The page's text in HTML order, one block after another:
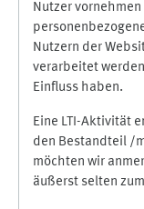
Nutzer
Nutzern der
verarbeitet
Einfluss haben.
Eine LTI-Aktivität
den Bestandteil /
möchten wir
äußerst selten